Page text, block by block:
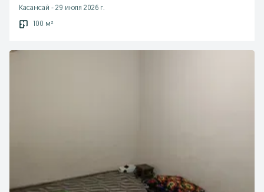
Касансай - 29 июля 2026 г.
100 м²